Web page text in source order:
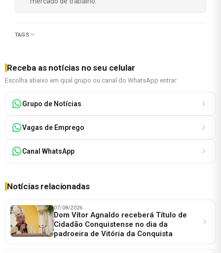
TAGS
Receba as notícias no seu celular
Escolha abaixo em qual grupo ou canal do WhatsApp entrar:
Grupo de Notícias
Vagas de Emprego
Canal WhatsApp
Notícias relacionadas
07/08/2026
Dom Vítor Agnaldo receberá Título de
Cidadão Conquistense no dia da
padroeira de Vitória da Conquista